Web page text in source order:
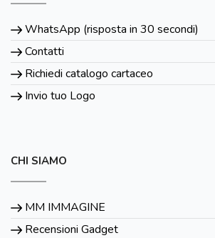
WhatsApp (risposta in 30 secondi)
Contatti
Richiedi catalogo cartaceo
Invio tuo Logo
CHI SIAMO
MM IMMAGINE
Recensioni Gadget